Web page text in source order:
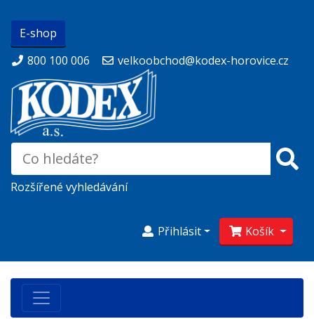
E-shop
800 100 006
velkoobchod@kodex-horovice.cz
Rozšířené vyhledávání
Košík
Přihlásit